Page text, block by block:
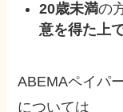
20歳未満の
意を得た上
ABEMAペイパ
については